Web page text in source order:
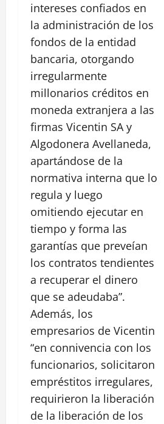
intereses confiados en
la administración de los
fondos de la entidad
bancaria, otorgando
irregularmente
millonarios créditos en
moneda extranjera a las
firmas Vicentin SA y
Algodonera Avellaneda,
apartándose de la
normativa interna que lo
regula y luego
omitiendo ejecutar en
tiempo y forma las
garantías que preveían
los contratos tendientes
a recuperar el dinero
que se adeudaba”.
Además, los
empresarios de Vicentin
“en connivencia con los
funcionarios, solicitaron
empréstitos irregulares,
requirieron la liberación
de la liberación de los